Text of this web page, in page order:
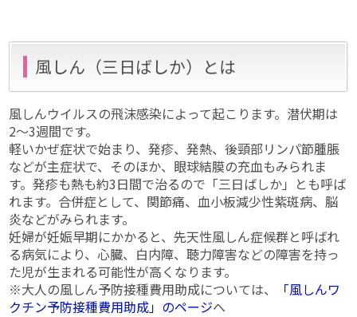
風しん（三日ばしか）とは
風しんウイルスの飛沫感染によって起こります。潜伏期は
2〜3週間です。
軽いかぜ症状で始まり、発疹、発熱、後頸部リンパ節腫脹
などが主症状で、そのほか、眼球結膜の充血もみられま
す。発疹も熱も約3日間で治るので「三日ばしか」とも呼ば
れます。合併症として、関節痛、血小板減少性紫斑病、脳
炎などがみられます。
妊婦が妊娠早期にかかると、先天性風しん症候群と呼ばれ
る病気により、心臓、白内障、聴力障害などの障害を持っ
た児が生まれる可能性が高くなります。
※大人の風しん予防接種費用助成については、
「風しんワ
クチン予防接種費用助成」のページへ